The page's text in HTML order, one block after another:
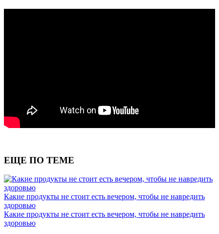
ЕЩЕ ПО ТЕМЕ
Какие продукты не стоит есть вечером, чтобы не навредить
здоровью
Какие продукты не стоит есть вечером, чтобы не навредить
здоровью